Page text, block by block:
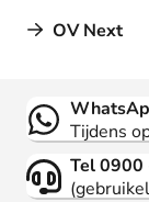
OV Next
Contact
Tijdens
Tel